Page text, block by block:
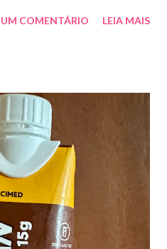
Proteína
COMENTÁRIO LEIA MAIS